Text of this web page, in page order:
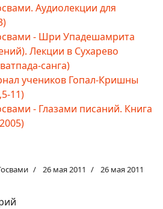
Аудиолекции для
- Шри Упадешамрита
Лекции в Сухарево
санга)
учеников Гопал-Кришны
11)
- Глазами писаний. Книга
26 мая 2011
26 мая 2011